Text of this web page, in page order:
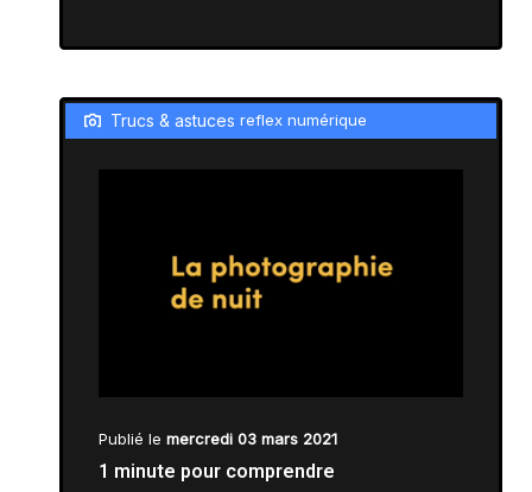
Trucs & astucesreflex numérique
Publié le mercredi 03 mars 2021
1 minute pour comprendre